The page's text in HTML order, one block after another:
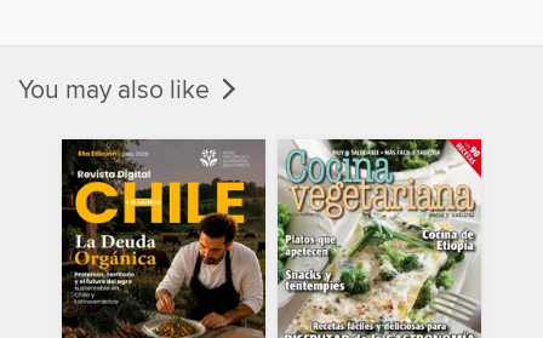
You may also like